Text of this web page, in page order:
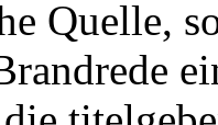
Quelle,